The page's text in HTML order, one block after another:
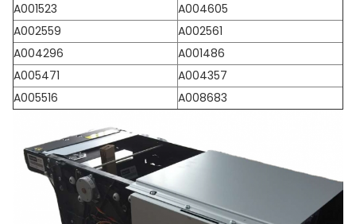
A001523
A004605
A002559
A002561
A004296
A001486
A005471
A004357
A005516
A008683